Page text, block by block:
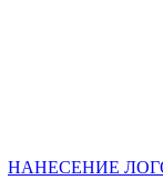
НАНЕСЕНИЕ